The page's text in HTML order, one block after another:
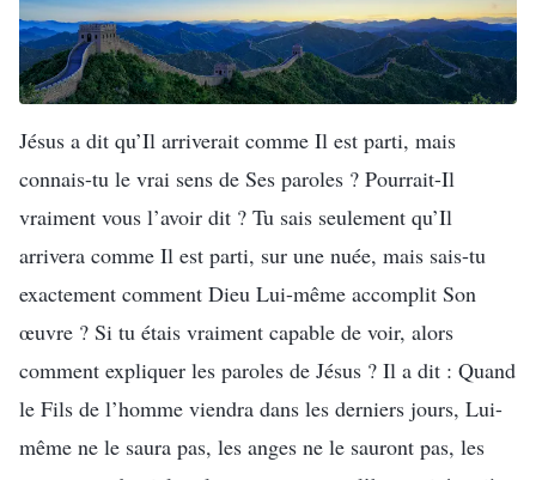
Jésus a dit qu’Il arriverait comme Il est parti, mais
connais-tu le vrai sens de Ses paroles ? Pourrait-Il
vraiment vous l’avoir dit ? Tu sais seulement qu’Il
arrivera comme Il est parti, sur une nuée, mais sais-tu
exactement comment Dieu Lui-même accomplit Son
œuvre ? Si tu étais vraiment capable de voir, alors
comment expliquer les paroles de Jésus ? Il a dit : Quand
le Fils de l’homme viendra dans les derniers jours, Lui-
même ne le saura pas, les anges ne le sauront pas, les